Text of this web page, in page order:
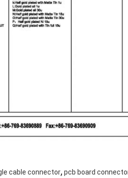
cable connector, pcb board